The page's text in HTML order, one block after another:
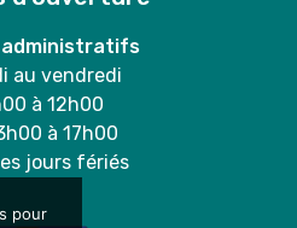
administratifs
au vendredi
à 12h00
à 17h00
jours fériés
pour